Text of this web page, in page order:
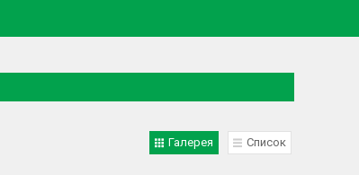
Галерея Список